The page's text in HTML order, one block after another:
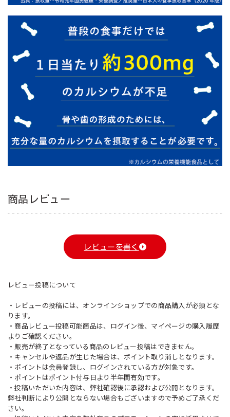
商品レビュー
レビューを書く
レビュー投稿について
・レビューの投稿には、オンラインショップでの商品購入が必須とな
ります。
・商品レビュー投稿可能商品は、ログイン後、マイページの購入履歴
よりご確認ください。
・販売が終了となっている商品のレビュー投稿はできません。
・キャンセルや返品が生じた場合は、ポイント取り消しとなります。
・ポイントは会員登録し、ログインされている方が対象です。
・ポイントはポイント付与日より半年間有効です。
・投稿いただいた内容は、弊社確認後に承認および公開となります。
弊社判断により公開とならない場合もございますので予めご了承くだ
さい。